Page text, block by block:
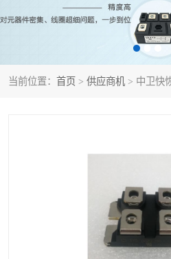
当前位置： 首页 > 供应商机 > 中卫快
快恢复二极管
SEMIKRON西门康IGBT